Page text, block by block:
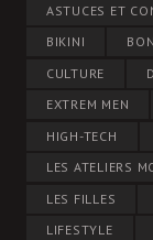
ASTUCES ET
BIKINI
BON
CULTURE
EXTREM MEN
HIGH-TECH
LES ATELIERS
LES FILLES
LIFESTYLE